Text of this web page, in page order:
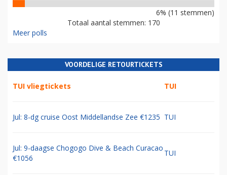
6% (11 stemmen)
Totaal aantal stemmen: 170
Meer polls
VOORDELIGE RETOURTICKETS
TUI vliegtickets TUI
Jul: 8-dg cruise Oost Middellandse Zee €1235 TUI
Jul: 9-daagse Chogogo Dive & Beach Curacao
€1056
TUI